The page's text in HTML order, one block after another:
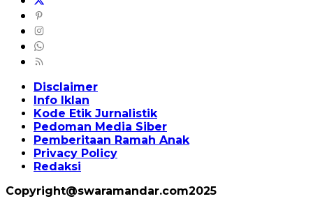
Disclaimer
Info Iklan
Kode Etik Jurnalistik
Pedoman Media Siber
Pemberitaan Ramah Anak
Privacy Policy
Redaksi
Copyright@swaramandar.com2025